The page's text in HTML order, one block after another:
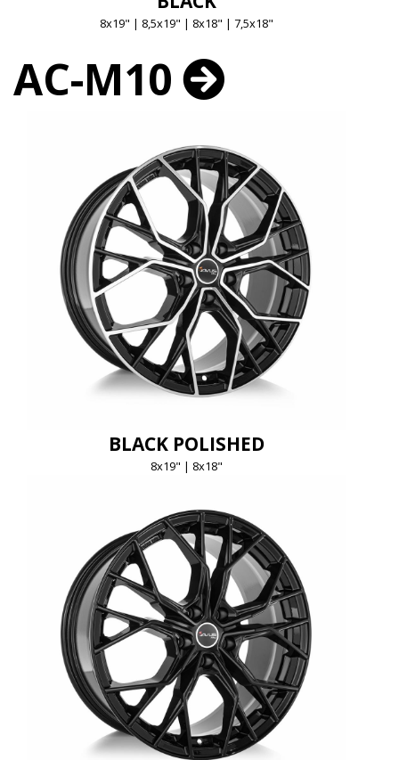
8x19" | 8,5x19" | 8x18" | 7,5x18"
AC-M10
BLACK POLISHED
8x19" | 8x18"